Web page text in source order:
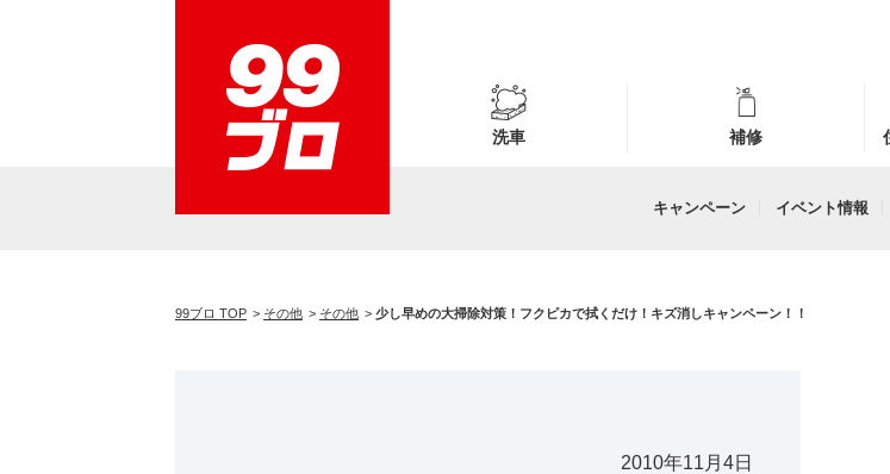
洗車 補修
キャンペーン イベント情報
99ブロ TOP その他 その他 少し早めの大掃除対策！フクピカで拭くだけ！キズ消しキャンペーン！！
2010年11月4日